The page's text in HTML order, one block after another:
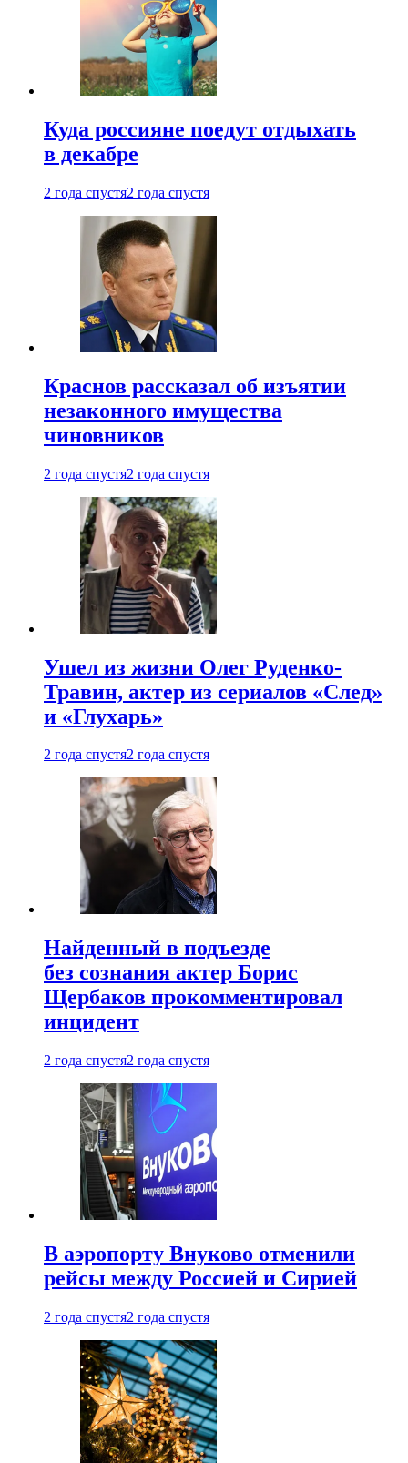
Куда россияне поедут отдыхать
в декабре
2 года спустя2 года спустя
Краснов рассказал об изъятии
незаконного имущества
чиновников
2 года спустя2 года спустя
Ушел из жизни Олег Руденко-
Травин, актер из сериалов «След»
и «Глухарь»
2 года спустя2 года спустя
Найденный в подъезде
без сознания актер Борис
Щербаков прокомментировал
инцидент
2 года спустя2 года спустя
В аэропорту Внуково отменили
рейсы между Россией и Сирией
2 года спустя2 года спустя